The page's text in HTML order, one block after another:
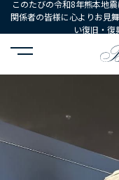
このたびの令和8年熊本地
関係者の皆様に心よりお見
い復旧・復
HOME コーディネート